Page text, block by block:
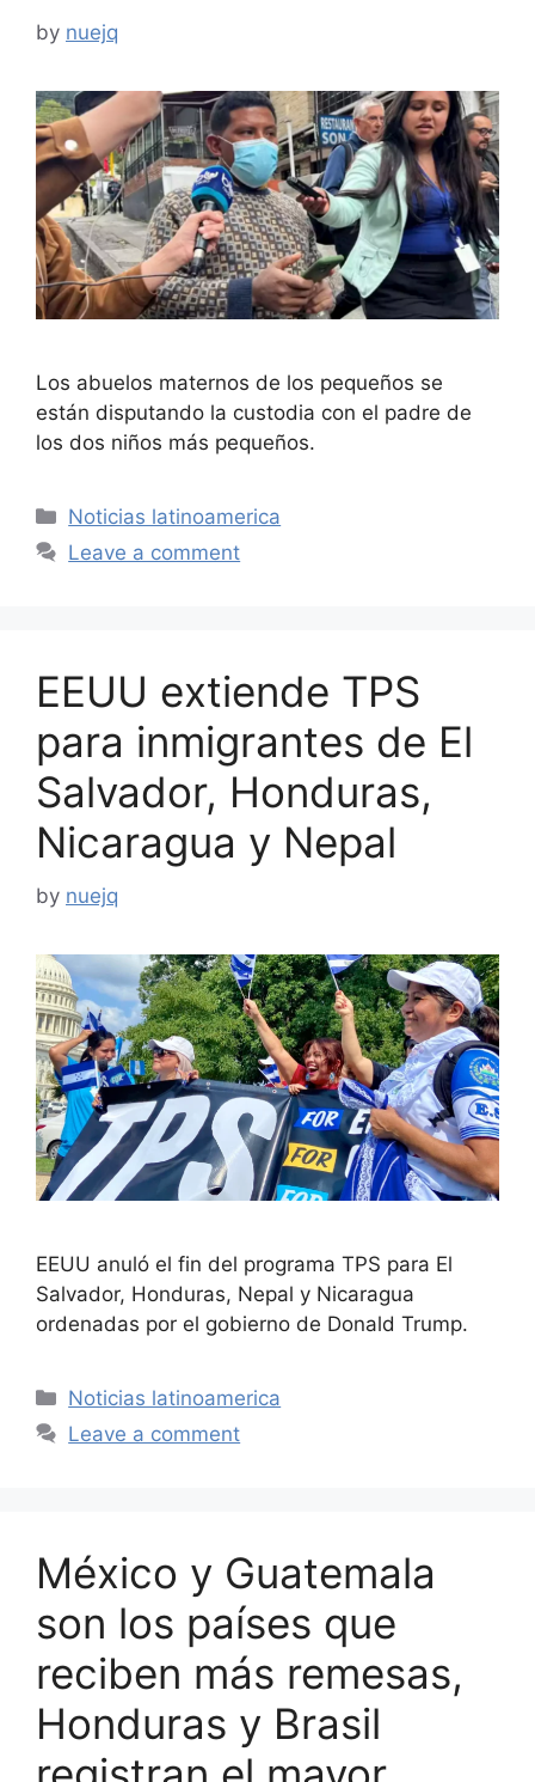
by nuejq
Los abuelos maternos de los pequeños se
están disputando la custodia con el padre de
los dos niños más pequeños.
Categories
Noticias latinoamerica
Leave a comment
EEUU extiende TPS
para inmigrantes de El
Salvador, Honduras,
Nicaragua y Nepal
by nuejq
EEUU anuló el fin del programa TPS para El
Salvador, Honduras, Nepal y Nicaragua
ordenadas por el gobierno de Donald Trump.
Categories
Noticias latinoamerica
Leave a comment
México y Guatemala
son los países que
reciben más remesas,
Honduras y Brasil